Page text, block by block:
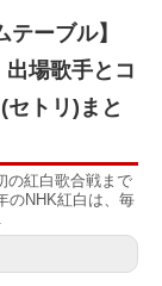
テーブル】
場歌手とコ
トリ)まと
の紅白歌合戦まで
のNHK紅白は、毎